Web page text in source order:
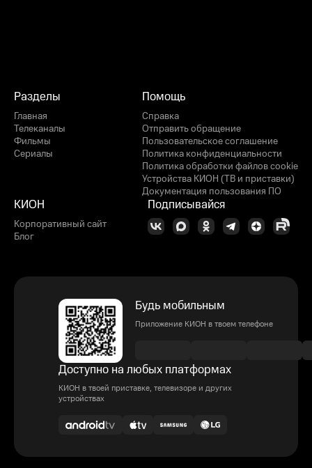
Разделы
Главная
Телеканалы
Фильмы
Сериалы
Помощь
Справка
Отправить обращение
Пользовательское соглашение
Политика конфиденциальности
Политика обработки файлов cookie
Устройства КИОН (ТВ и приставки)
Документация пользования ПО
КИОН
Корпоративный сайт
Блог
Подписывайся
Будь мобильным
Приложение КИОН в твоем телефоне
Доступно на любых платформах
КИОН в твоей приставке, телевизоре и других
устройствах